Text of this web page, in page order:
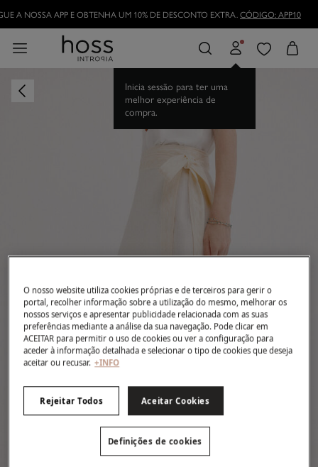
A NOSSA APP E OBTENHA UM 10% DE DESCONTO EXTRA.CÓDIGO: APP10
Inicia sessão para ter uma
melhor experiência de
compra.
O nosso website utiliza cookies próprias e de terceiros para gerir o
portal, recolher informação sobre a utilização do mesmo, melhorar os
nossos serviços e apresentar publicidade relacionada com as suas
preferências mediante a análise da sua navegação. Pode clicar em
ACEITAR para permitir o uso de cookies ou ver a configuração para
aceder à informação detalhada e selecionar o tipo de cookies que deseja
aceitar ou recusar. +INFO
Rejeitar Todos Aceitar Cookies
Definições de cookies